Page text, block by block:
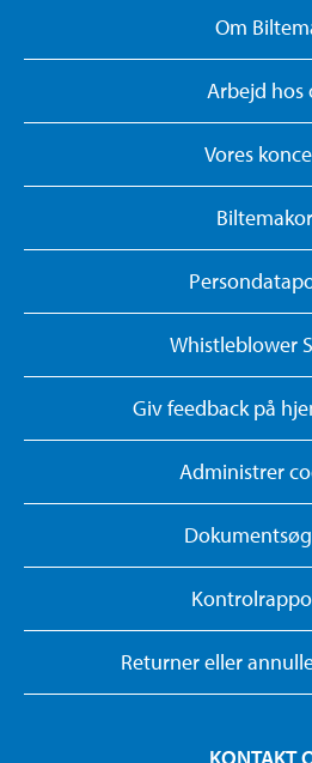
Om
Arbejd hos
Vores
Whistleblower
Giv feedback på
Administrer
Returner eller